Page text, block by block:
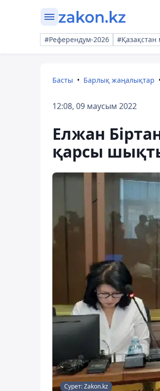
#Референдум-2026
Басты Барлық жаңалықтар
12:08, 09 маусым 2022
Елжан
қарсы
Сурет: Zakon.kz